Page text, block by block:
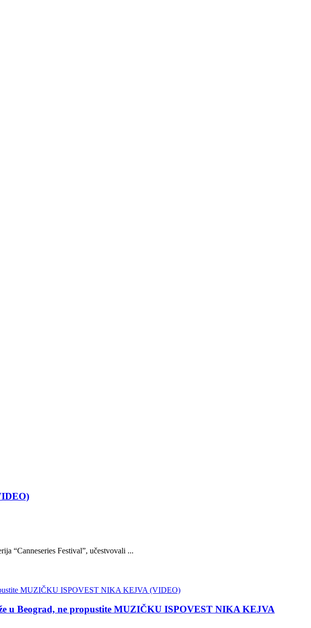
“Canneseries Festival”, učestvovali ...
u Beograd, ne propustite MUZIČKU ISPOVEST NIKA KEJVA